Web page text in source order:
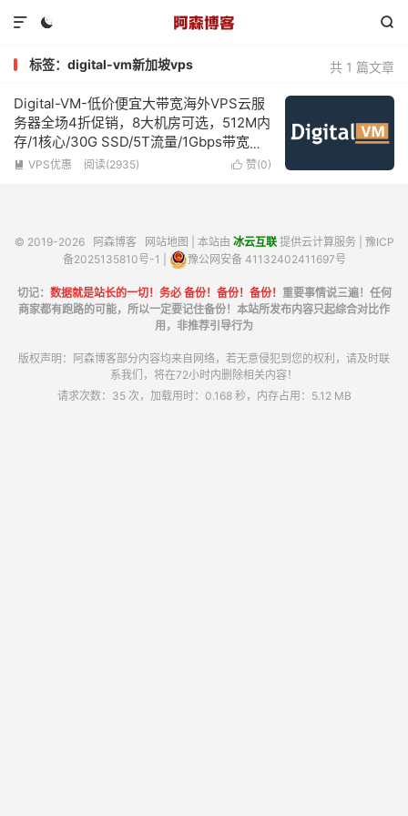
 

共 1 篇文章
标签：digital-vm新加坡vps
Digital-VM-低价便宜大带宽海外VPS云服
务器全场4折促销，8大机房可选，512M内
存/1核心/30G SSD/5T流量/1Gbps带宽，
低至$4/月起，最高10Gbps带宽不限流量
 赞(0)
 VPS优惠 阅读(2935)
© 2019-2026 阿森博客 网站地图 | 本站由 冰云互联提供云计算服务 | 豫ICP
备2025135810号-1
豫公网安备 41132402411697号
切记： 数据就是站长的一切！务必 备份！备份！备份！ 重要事情说三遍！任何
商家都有跑路的可能，所以一定要记住备份！本站所发布内容只起综合对比作
用，非推荐引导行为
版权声明：阿森博客部分内容均来自网络，若无意侵犯到您的权利，请及时联
系我们，将在72小时内删除相关内容！
请求次数：35 次，加载用时：0.168 秒，内存占用：5.12 MB